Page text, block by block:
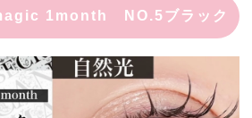
1month NO.5ブラック